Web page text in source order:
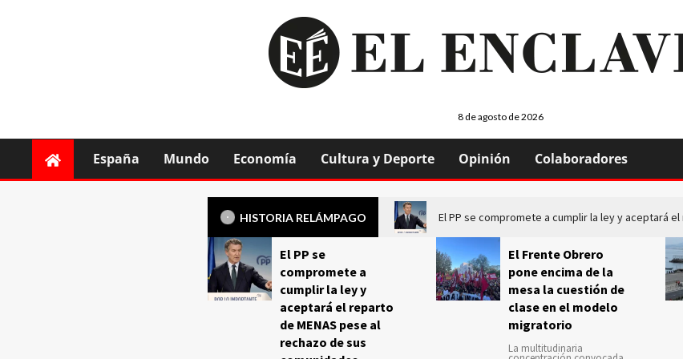
8 de agosto de 2026
España Mundo Economía Cultura y Deporte Opinión Colaboradores
HISTORIA RELÁMPAGO El PP se compromete a cumplir la ley y aceptará
El PP se
compromete a
cumplir la ley y
aceptará el reparto
de MENAS pese al
rechazo de sus
El Frente Obrero
pone encima de la
mesa la cuestión de
clase en el modelo
migratorio
La multitudinaria